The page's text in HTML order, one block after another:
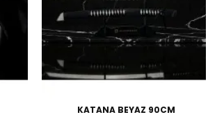
KATANA BEYAZ 90CM